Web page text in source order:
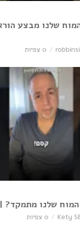
שלנו מבצע
0 צפיות
שלנו מתמקד? |
Kety 0 צפיות